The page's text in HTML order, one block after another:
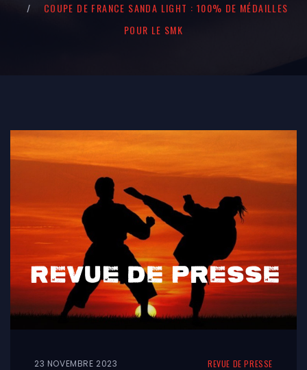
COUPE DE FRANCE SANDA LIGHT : 100% DE MÉDAILLES
POUR LE SMK
23 NOVEMBRE 2023 REVUE DE PRESSE